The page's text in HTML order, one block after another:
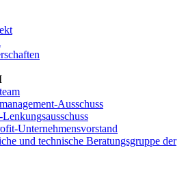
Ausschuss
Unternehmensvorstand
und technische Beratungsgruppe der